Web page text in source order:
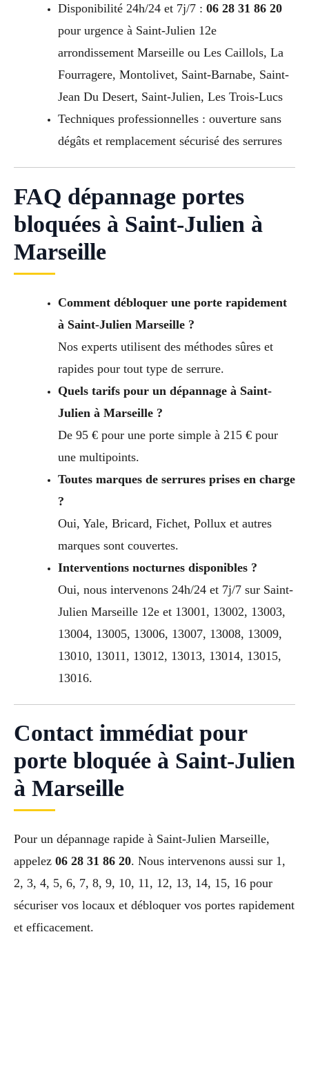
Disponibilité 24h/24 et 7j/7 : 06 28 31 86 20
pour urgence à Saint-Julien 12e
arrondissement Marseille ou Les Caillols, La
Fourragere, Montolivet, Saint-Barnabe, Saint-
Jean Du Desert, Saint-Julien, Les Trois-Lucs
Techniques professionnelles : ouverture sans
dégâts et remplacement sécurisé des serrures
FAQ dépannage portes
bloquées à Saint-Julien à
Marseille
Comment débloquer une porte rapidement
à Saint-Julien Marseille ?
Nos experts utilisent des méthodes sûres et
rapides pour tout type de serrure.
Quels tarifs pour un dépannage à Saint-
Julien à Marseille ?
De 95 € pour une porte simple à 215 € pour
une multipoints.
Toutes marques de serrures prises en charge
?
Oui, Yale, Bricard, Fichet, Pollux et autres
marques sont couvertes.
Interventions nocturnes disponibles ?
Oui, nous intervenons 24h/24 et 7j/7 sur Saint-
Julien Marseille 12e et 13001, 13002, 13003,
13004, 13005, 13006, 13007, 13008, 13009,
13010, 13011, 13012, 13013, 13014, 13015,
13016.
Contact immédiat pour
porte bloquée à Saint-Julien
à Marseille
Pour un dépannage rapide à Saint-Julien Marseille,
appelez 06 28 31 86 20. Nous intervenons aussi sur 1,
2, 3, 4, 5, 6, 7, 8, 9, 10, 11, 12, 13, 14, 15, 16 pour
sécuriser vos locaux et débloquer vos portes rapidement
et efficacement.